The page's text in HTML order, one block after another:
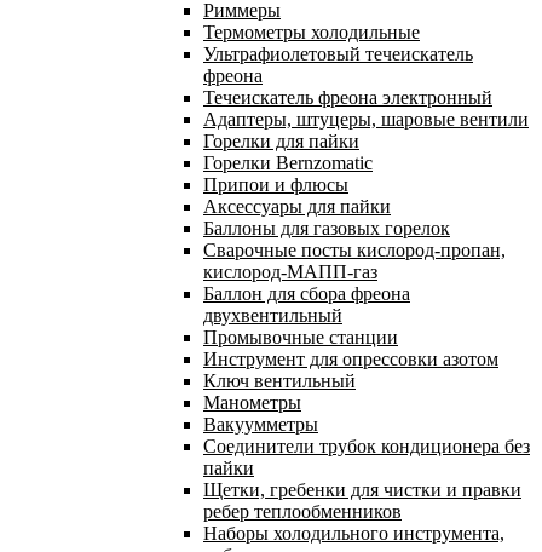
Риммеры
Термометры холодильные
Ультрафиолетовый течеискатель
фреона
Течеискатель фреона электронный
Адаптеры, штуцеры, шаровые вентили
Горелки для пайки
Горелки Bernzomatic
Припои и флюсы
Аксессуары для пайки
Баллоны для газовых горелок
Сварочные посты кислород-пропан,
кислород-МАПП-газ
Баллон для сбора фреона
двухвентильный
Промывочные станции
Инструмент для опрессовки азотом
Ключ вентильный
Манометры
Вакуумметры
Соединители трубок кондиционера без
пайки
Щетки, гребенки для чистки и правки
ребер теплообменников
Наборы холодильного инструмента,